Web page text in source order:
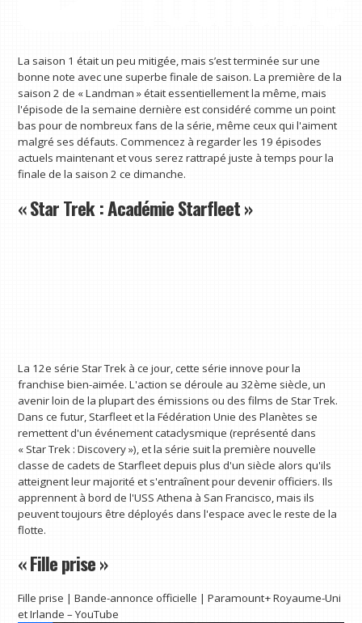
La saison 1 était un peu mitigée, mais s’est terminée sur une
bonne note avec une superbe finale de saison. La première de la
saison 2 de « Landman » était essentiellement la même, mais
l'épisode de la semaine dernière est considéré comme un point
bas pour de nombreux fans de la série, même ceux qui l'aiment
malgré ses défauts. Commencez à regarder les 19 épisodes
actuels maintenant et vous serez rattrapé juste à temps pour la
finale de la saison 2 ce dimanche.
« Star Trek : Académie Starfleet »
La 12e série Star Trek à ce jour, cette série innove pour la
franchise bien-aimée. L'action se déroule au 32ème siècle, un
avenir loin de la plupart des émissions ou des films de Star Trek.
Dans ce futur, Starfleet et la Fédération Unie des Planètes se
remettent d'un événement cataclysmique (représenté dans
« Star Trek : Discovery »), et la série suit la première nouvelle
classe de cadets de Starfleet depuis plus d'un siècle alors qu'ils
atteignent leur majorité et s'entraînent pour devenir officiers. Ils
apprennent à bord de l'USS Athena à San Francisco, mais ils
peuvent toujours être déployés dans l'espace avec le reste de la
flotte.
« Fille prise »
Fille prise | Bande-annonce officielle | Paramount+ Royaume-Uni
et Irlande – YouTube